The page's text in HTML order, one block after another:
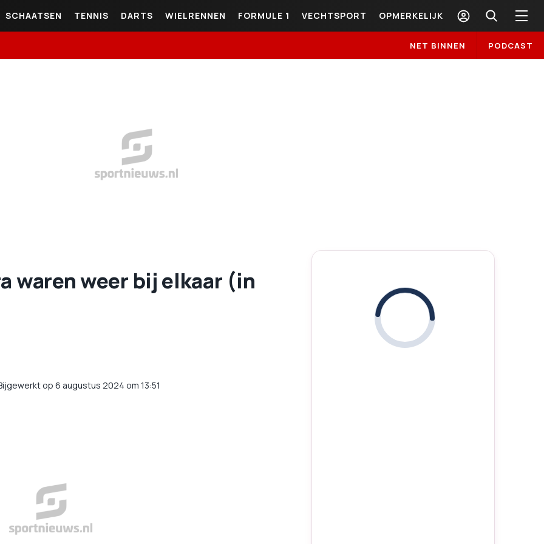
SCHAATSEN TENNIS DARTS WIELRENNEN FORMULE 1 VECHTSPORT OPMERKELIJK
NET BINNEN PODCAST
waren weer bij elkaar (in
op 6 augustus 2024 om 13:51